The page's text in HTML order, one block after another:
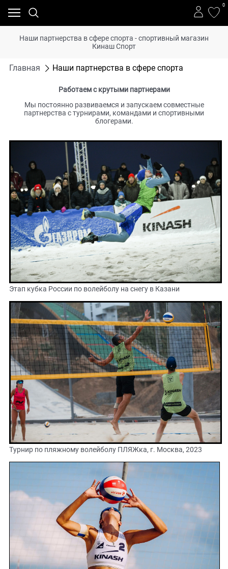
0
Наши партнерства в сфере спорта - спортивный магазин
Кинаш Спорт
Главная Наши партнерства в сфере спорта
Работаем с крутыми партнерами
Мы постоянно развиваемся и запускаем совместные
партнерства с турнирами, командами и спортивными
блогерами.
Этап кубка России по волейболу на снегу в Казани
Турнир по пляжному волейболу ПЛЯЖка, г. Москва, 2023